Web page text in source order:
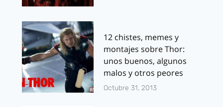
12 chistes, memes y
montajes sobre Thor:
unos buenos, algunos
malos y otros peores
Octubre 31, 2013